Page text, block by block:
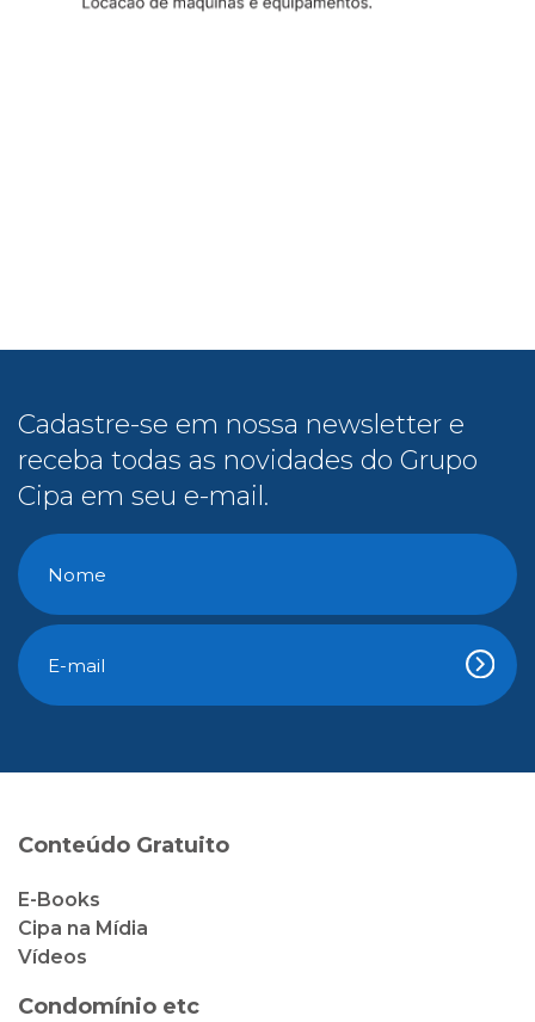
Cadastre-se em nossa newsletter e
receba todas as novidades do Grupo
Cipa em seu e-mail.
Conteúdo Gratuito
E-Books
Cipa na Mídia
Vídeos
Condomínio etc